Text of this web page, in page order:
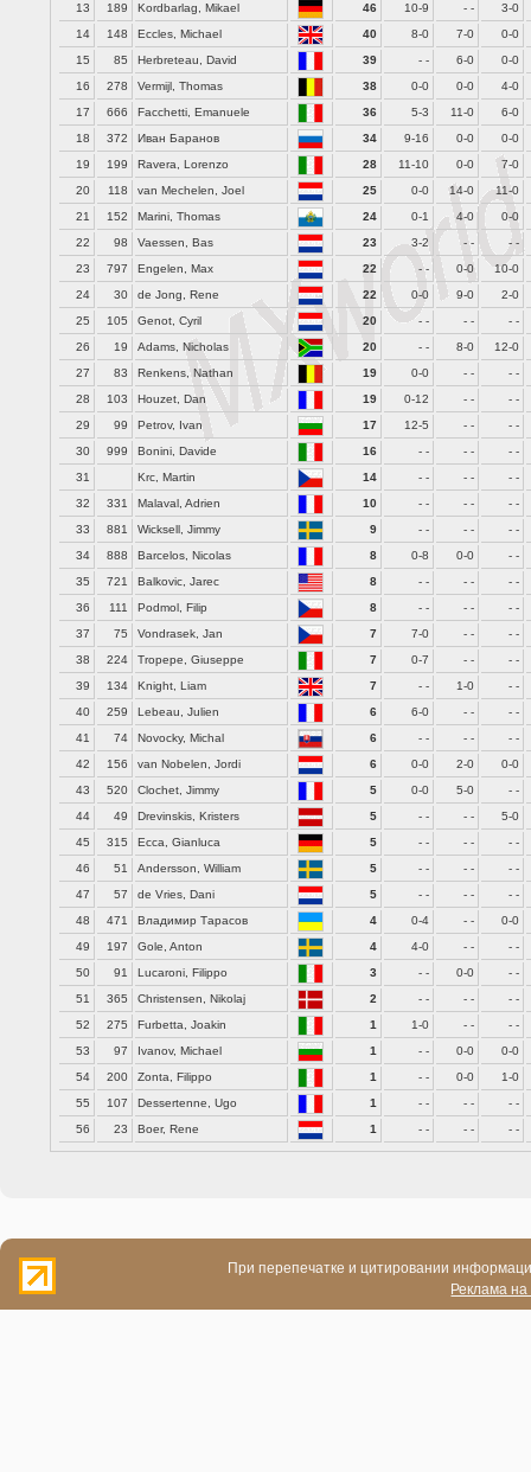
13
189 Kordbarlag, Mikael 46 10-9 - -
3-0
14
148 Eccles, Michael 40 8-0 7-0
0-0
15
85 Herbreteau, David 39 - - 6-0
0-0
16
278 Vermijl, Thomas 38 0-0 0-0
4-0
17
666 Facchetti, Emanuele 36 5-3 11-0
6-0
18
372 Иван Баранов 34 9-16 0-0
0-0
19
199 Ravera, Lorenzo 28 11-10 0-0
7-0
20
118 van Mechelen, Joel 25 0-0 14-0
11-0
21
152 Marini, Thomas 24 0-1 4-0
0-0
22
98 Vaessen, Bas 23 3-2 - -
- -
23
797 Engelen, Max 22 - - 0-0
10-0
24
30 de Jong, Rene 22 0-0 9-0
2-0
25
105 Genot, Cyril 20 - - - -
- -
26
19 Adams, Nicholas 20 - - 8-0
12-0
27
83 Renkens, Nathan 19 0-0 - -
- -
28
103 Houzet, Dan 19 0-12 - -
- -
29
99 Petrov, Ivan 17 12-5 - -
- -
30
999 Bonini, Davide 16 - - - -
- -
31
Krc, Martin 14 - - - -
- -
32
331 Malaval, Adrien 10 - - - -
- -
33
881 Wicksell, Jimmy 9 - - - -
- -
34
888 Barcelos, Nicolas 8 0-8 0-0
- -
35
721 Balkovic, Jarec 8 - - - -
- -
36
111 Podmol, Filip 8 - - - -
- -
37
75 Vondrasek, Jan 7 7-0 - -
- -
38
224 Tropepe, Giuseppe 7 0-7 - -
- -
39
134 Knight, Liam 7 - - 1-0
- -
40
259 Lebeau, Julien 6 6-0 - -
- -
41
74 Novocky, Michal 6 - - - -
- -
42
156 van Nobelen, Jordi 6 0-0 2-0
0-0
43
520 Clochet, Jimmy 5 0-0 5-0
- -
44
49 Drevinskis, Kristers 5 - - - -
5-0
45
315 Ecca, Gianluca 5 - - - -
- -
46
51 Andersson, William 5 - - - -
- -
47
57 de Vries, Dani 5 - - - -
- -
48
471 Владимир Тарасов 4 0-4 - -
0-0
49
197 Gole, Anton 4 4-0 - -
- -
50
91 Lucaroni, Filippo 3 - - 0-0
- -
51
365 Christensen, Nikolaj 2 - - - -
- -
52
275 Furbetta, Joakin 1 1-0 - -
- -
53
97 Ivanov, Michael 1 - - 0-0
0-0
54
200 Zonta, Filippo 1 - - 0-0
1-0
55
107 Dessertenne, Ugo 1 - - - -
- -
56
23 Boer, Rene 1 - - - - - -
При перепечатке и цитировании
Реклама на